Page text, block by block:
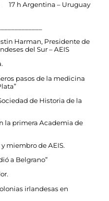
17 h Argentina – Uruguay
Harman, Presidente de
del Sur – AEIS
pasos de la medicina
de Historia de la
la primera Academia de
miembro de AEIS.
a Belgrano”
irlandesas en